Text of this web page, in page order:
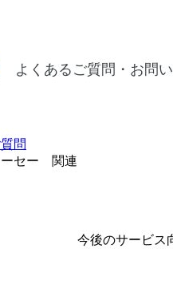
よくあるご質問・お問
問
ーセー 関連
今後のサービス